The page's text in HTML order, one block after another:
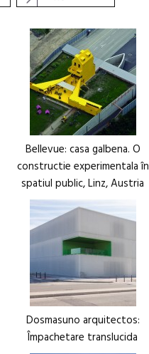
Bellevue: casa galbena. O
constructie experimentala în
spatiul public, Linz, Austria
Dosmasuno arquitectos:
Împachetare translucida